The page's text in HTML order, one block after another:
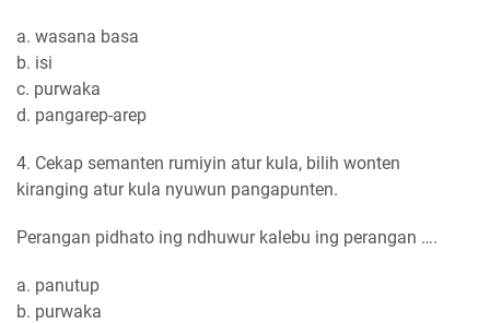
a. wasana basa
b. isi
c. purwaka
d. pangarep-arep
4. Cekap semanten rumiyin atur kula, bilih wonten
kiranging atur kula nyuwun pangapunten.
Perangan pidhato ing ndhuwur kalebu ing perangan ….
a. panutup
b. purwaka